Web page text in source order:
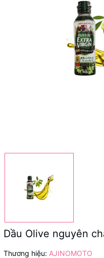
Dầu Olive nguyên
Thương hiệu: AJINOMOTO